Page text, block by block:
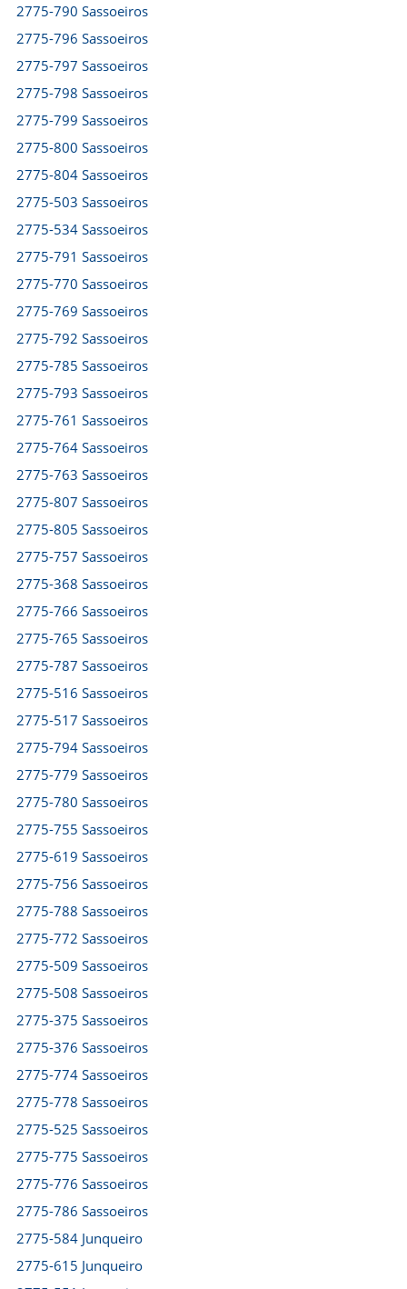
2775-790 Sassoeiros
2775-796 Sassoeiros
2775-797 Sassoeiros
2775-798 Sassoeiros
2775-799 Sassoeiros
2775-800 Sassoeiros
2775-804 Sassoeiros
2775-503 Sassoeiros
2775-534 Sassoeiros
2775-791 Sassoeiros
2775-770 Sassoeiros
2775-769 Sassoeiros
2775-792 Sassoeiros
2775-785 Sassoeiros
2775-793 Sassoeiros
2775-761 Sassoeiros
2775-764 Sassoeiros
2775-763 Sassoeiros
2775-807 Sassoeiros
2775-805 Sassoeiros
2775-757 Sassoeiros
2775-368 Sassoeiros
2775-766 Sassoeiros
2775-765 Sassoeiros
2775-787 Sassoeiros
2775-516 Sassoeiros
2775-517 Sassoeiros
2775-794 Sassoeiros
2775-779 Sassoeiros
2775-780 Sassoeiros
2775-755 Sassoeiros
2775-619 Sassoeiros
2775-756 Sassoeiros
2775-788 Sassoeiros
2775-772 Sassoeiros
2775-509 Sassoeiros
2775-508 Sassoeiros
2775-375 Sassoeiros
2775-376 Sassoeiros
2775-774 Sassoeiros
2775-778 Sassoeiros
2775-525 Sassoeiros
2775-775 Sassoeiros
2775-776 Sassoeiros
2775-786 Sassoeiros
2775-584 Junqueiro
2775-615 Junqueiro